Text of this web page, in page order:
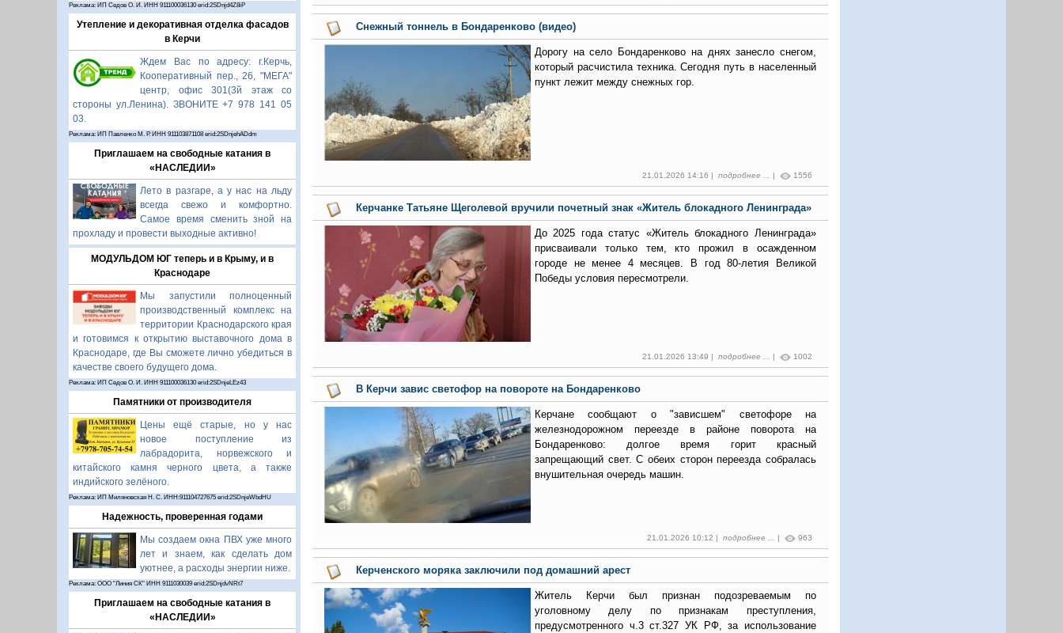
Реклама: ИП Седов О. И. ИНН 911100036130 erid:2SDnjd4Z8iP
Утепление и декоративная отделка фасадов
в Керчи
Ждем Вас по адресу: г.Керчь,
Кооперативный пер., 26, "МЕГА"
центр, офис 301(3й этаж со
стороны ул.Ленина). ЗВОНИТЕ +7 978 141 05
03.
Реклама: ИП Павленко М. Р. ИНН 911103871108 erid:2SDnjehADdm
Приглашаем на свободные катания в
«НАСЛЕДИИ»
Лето в разгаре, а у нас на льду
всегда свежо и комфортно.
Самое время сменить зной на
прохладу и провести выходные активно!
МОДУЛЬДОМ ЮГ теперь и в Крыму, и в
Краснодаре
Мы запустили полноценный
производственный комплекс на
территории Краснодарского края
и готовимся к открытию выставочного дома в
Краснодаре, где Вы сможете лично убедиться в
качестве своего будущего дома.
Реклама: ИП Седов О. И. ИНН 911100036130 erid:2SDnjeLEz43
Памятники от производителя
Цены ещё старые, но у нас
новое поступление из
лабрадорита, норвежского и
китайского камня черного цвета, а также
индийского зелёного.
Реклама: ИП Миляновская Н. С. ИНН:911104727675 erid:2SDnjeWbdHU
Надежность, проверенная годами
Мы создаем окна ПВХ уже много
лет и знаем, как сделать дом
уютнее, а расходы энергии ниже.
Реклама: ООО "Линия СК" ИНН 9111030039 erid:2SDnjdvNRt7
Приглашаем на свободные катания в
«НАСЛЕДИИ»
Снежный тоннель в Бондаренково (видео)
Дорогу на село Бондаренково на днях занесло снегом,
который расчистила техника. Сегодня путь в населенный
пункт лежит между снежных гор.
21.01.2026 14:16 | подробнее ... | 1556
Керчанке Татьяне Щеголевой вручили почетный знак «Житель блокадного Ленинграда»
До 2025 года статус «Житель блокадного Ленинграда»
присваивали только тем, кто прожил в осажденном
городе не менее 4 месяцев. В год 80-летия Великой
Победы условия пересмотрели.
21.01.2026 13:49 | подробнее ... | 1002
В Керчи завис светофор на повороте на Бондаренково
Керчане сообщают о "зависшем" светофоре на
железнодорожном переезде в районе поворота на
Бондаренково: долгое время горит красный
запрещающий свет. С обеих сторон переезда собралась
внушительная очередь машин.
21.01.2026 10:12 | подробнее ... 963
Керченского моряка заключили под домашний арест
Житель Керчи был признан подозреваемым по
уголовному делу по признакам преступления,
предусмотренного ч.3 ст.327 УК РФ, за использование